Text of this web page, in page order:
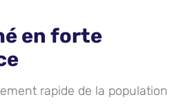
en forte
rapide de la population